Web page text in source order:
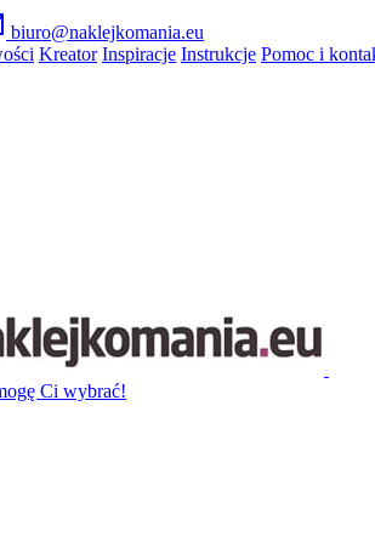
biuro@naklejkomania.eu
Kreator Inspiracje Instrukcje Pomoc i
Ci wybrać!